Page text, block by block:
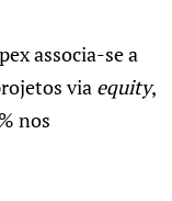
associa-se a
via equity,
nos